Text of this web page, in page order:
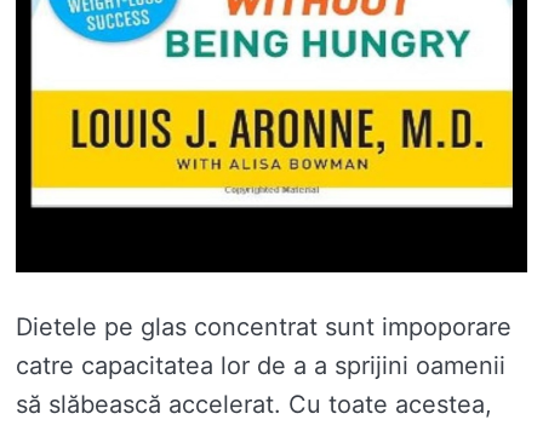
Dietele pe glas concentrat sunt impoporare
catre capacitatea lor de a a sprijini oamenii
să slăbească accelerat. Cu toate acestea,